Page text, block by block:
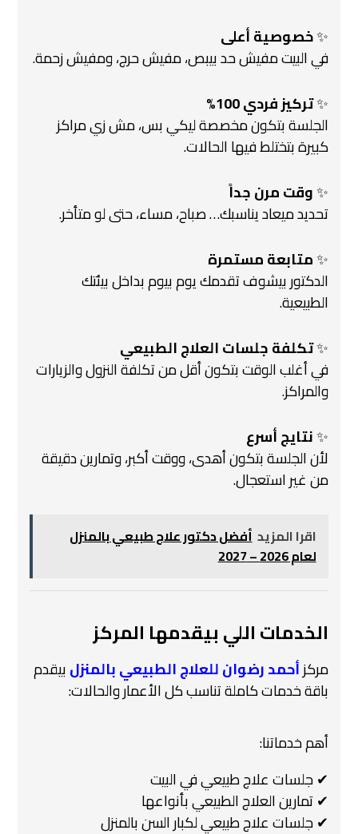
✨خصوصية أعلى
في البيت مفيش حد بيبص، مفيش حرج، ومفيش زحمة.
✨تركيز فردي 100%
الجلسة بتكون مخصصة ليكي بس، مش زي مراكز
كبيرة بتختلط فيها الحالات.
✨وقت مرن جداً
تحديد ميعاد يناسبك… صباح، مساء، حتى لو متأخر.
✨متابعة مستمرة
الدكتور بيشوف تقدمك يوم بيوم بداخل بيئتك
الطبيعية.
✨تكلفة جلسات العلاج الطبيعي
في أغلب الوقت بتكون أقل من تكلفة النزول والزيارات
والمراكز.
✨نتايج أسرع
لأن الجلسة بتكون أهدى، ووقت أكبر، وتمارين دقيقة
من غير استعجال.
اقرا المزيد أفضل دكتور علاج طبيعي بالمنزل
لعام 2026 – 2027
الخدمات اللي بيقدمها المركز
مركزأحمد رضوان للعلاج الطبيعي بالمنزلبيقدم
باقة خدمات كاملة تناسب كل الأعمار والحالات:
أهم خدماتنا:
✔ جلسات علاج طبيعي في البيت
✔ تمارين العلاج الطبيعي بأنواعها
✔ جلسات علاج طبيعي لكبار السن بالمنزل